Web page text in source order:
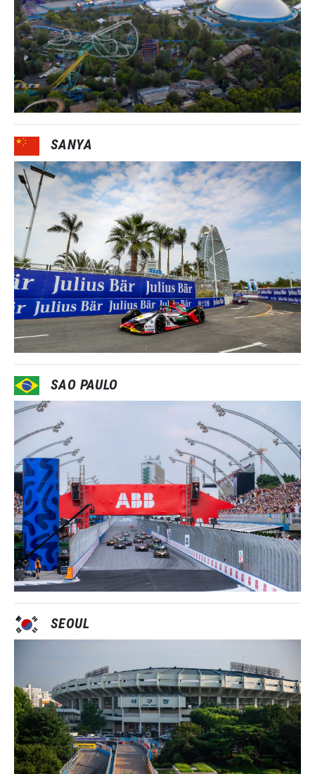
SANYA
SAO PAULO
SEOUL